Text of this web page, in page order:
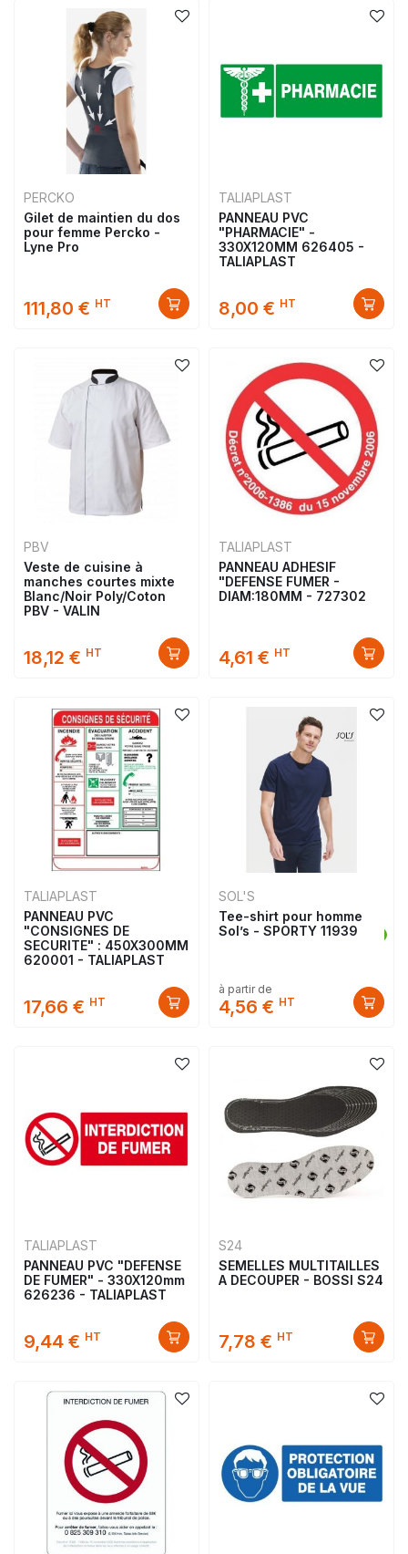
PERCKO
Gilet de maintien du dos
pour femme Percko -
Lyne Pro
111,80 € HT
TALIAPLAST
PANNEAU PVC
"PHARMACIE" -
330X120MM 626405 -
TALIAPLAST
8,00 € HT
PBV
Veste de cuisine à
manches courtes mixte
Blanc/Noir Poly/Coton
PBV - VALIN
18,12 € HT
TALIAPLAST
PANNEAU ADHESIF
"DEFENSE FUMER -
DIAM:180MM - 727302
4,61 € HT
TALIAPLAST
PANNEAU PVC
"CONSIGNES DE
SECURITE" : 450X300MM
620001 - TALIAPLAST
17,66 € HT
SOL'S
Tee-shirt pour homme
Sol’s - SPORTY 11939
à partir de
4,56 € HT
TALIAPLAST
PANNEAU PVC "DEFENSE
DE FUMER" - 330X120mm
626236 - TALIAPLAST
9,44 € HT
S24
SEMELLES MULTITAILLES
A DECOUPER - BOSSI S24
7,78 € HT